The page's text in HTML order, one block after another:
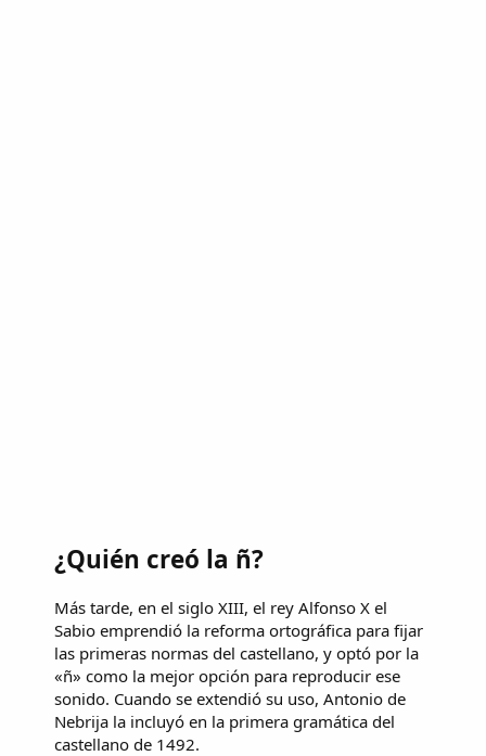
¿Quién creó la ñ?
Más tarde, en el siglo XIII, el rey Alfonso X el
Sabio emprendió la reforma ortográfica para fijar
las primeras normas del castellano, y optó por la
«ñ» como la mejor opción para reproducir ese
sonido. Cuando se extendió su uso, Antonio de
Nebrija la incluyó en la primera gramática del
castellano de 1492.